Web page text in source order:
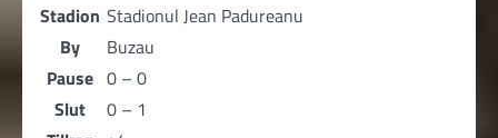
Stadion Stadionul Jean Padureanu
By
Buzau
Pause 0 – 0
Slut
0 – 1